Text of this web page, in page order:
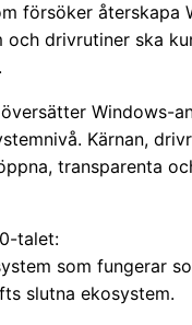
försöker återskapa
drivrutiner ska
Windows-
Kärnan,
transparenta
talet:
som fungerar
slutna ekosystem.